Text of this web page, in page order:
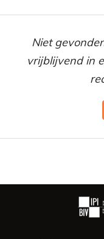
Niet
vrijblijvend in